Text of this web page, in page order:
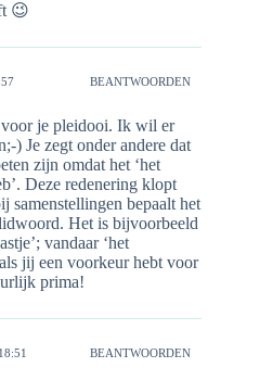
😉
BEANTWOORDEN
je pleidooi. Ik wil er
) Je zegt onder andere dat
zijn omdat het ‘het
Deze redenering klopt
samenstellingen bepaalt het
Het is bijvoorbeeld
vandaar ‘het
jij een voorkeur hebt voor
prima!
BEANTWOORDEN